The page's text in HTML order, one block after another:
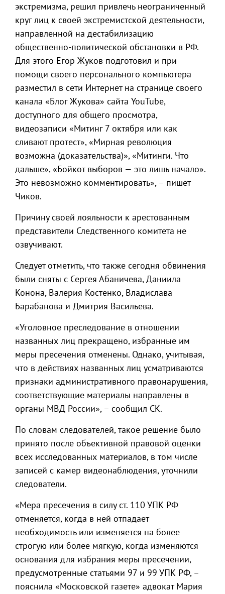
экстремизма, решил привлечь неограниченный
круг лиц к своей экстремистской деятельности,
направленной на дестабилизацию
общественно-политической обстановки в РФ.
Для этого Егор Жуков подготовил и при
помощи своего персонального компьютера
разместил в сети Интернет на странице своего
канала «Блог Жукова» сайта YouTube,
доступного для общего просмотра,
видеозаписи «Митинг 7 октября или как
сливают протест», «Мирная революция
возможна (доказательства)», «Митинги. Что
дальше», «Бойкот выборов — это лишь начало».
Это невозможно комментировать», – пишет
Чиков.
Причину своей лояльности к арестованным
представители Следственного комитета не
озвучивают.
Следует отметить, что также сегодня обвинения
были сняты с Сергея Абаничева, Даниила
Конона, Валерия Костенко, Владислава
Барабанова и Дмитрия Васильева.
«Уголовное преследование в отношении
названных лиц прекращено, избранные им
меры пресечения отменены. Однако, учитывая,
что в действиях названных лиц усматриваются
признаки административного правонарушения,
соответствующие материалы направлены в
органы МВД России», – сообщил СК.
По словам следователей, такое решение было
принято после объективной правовой оценки
всех исследованных материалов, в том числе
записей с камер видеонаблюдения, уточнили
следователи.
«Мера пресечения в силу ст. 110 УПК РФ
отменяется, когда в ней отпадает
необходимость или изменяется на более
строгую или более мягкую, когда изменяются
основания для избрания меры пресечении,
предусмотренные статьями 97 и 99 УПК РФ, –
пояснила «Московской газете» адвокат Мария